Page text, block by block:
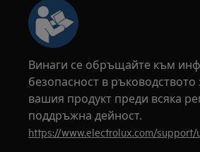
Винаги се обръщайте към
безопасност в ръководството
вашия продукт преди всяка
поддръжна дейност.
https://www.electrolux.com/support/